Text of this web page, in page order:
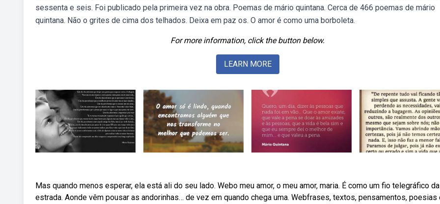
sessenta e seis. Foi publicado pela primeira vez na obra. Poemas de mário quintana. Cerca de 466 poemas de mário
quintana. Não o grites de cima dos telhados. Deixa em paz os. O amor é como uma borboleta.
For more information, click the button below.
LEARN MORE
Mas quando menos esperar, ela está ali do seu lado. Webo meu amor, o meu amor, maria. É como um fio telegráfico da
estrada. Aonde vêm pousar as andorinhas… de vez em quando chega uma. Webfrases, textos, pensamentos, poesias